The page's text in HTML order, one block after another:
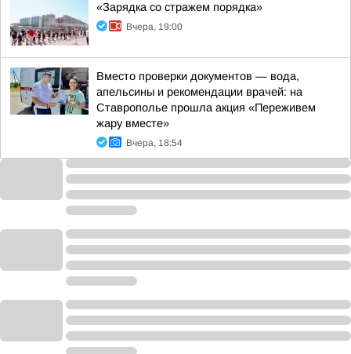
«Зарядка со стражем порядка»
Вчера, 19:00
Вместо проверки документов — вода,
апельсины и рекомендации врачей: на
Ставрополье прошла акция «Переживем
жару вместе»
Вчера, 18:54